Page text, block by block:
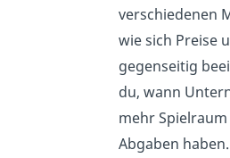
verschiedenen
wie sich Preise
gegenseitig
du, wann
mehr
Abgaben